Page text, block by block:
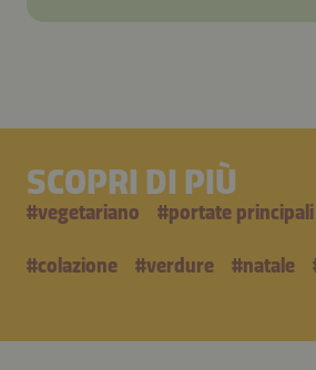
SCOPRI DI PIÙ
#vegetariano #portate principali
#colazione #verdure #natale